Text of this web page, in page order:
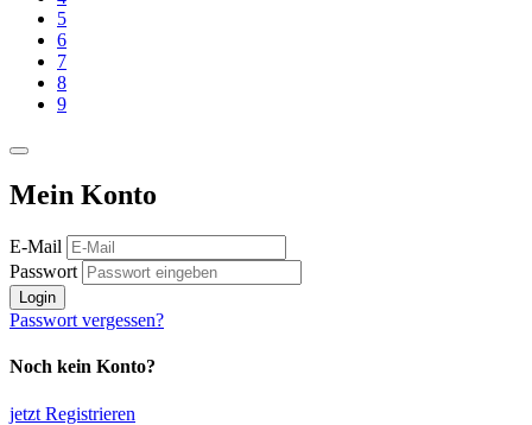
5
6
7
8
9
Mein Konto
E-Mail
Passwort
Login
Passwort vergessen?
Noch kein Konto?
jetzt Registrieren